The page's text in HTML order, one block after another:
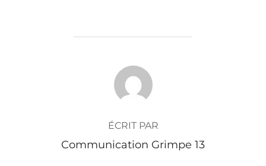
AUTEUR DE LA PUBLICATION
ÉCRIT PAR
Communication Grimpe 13